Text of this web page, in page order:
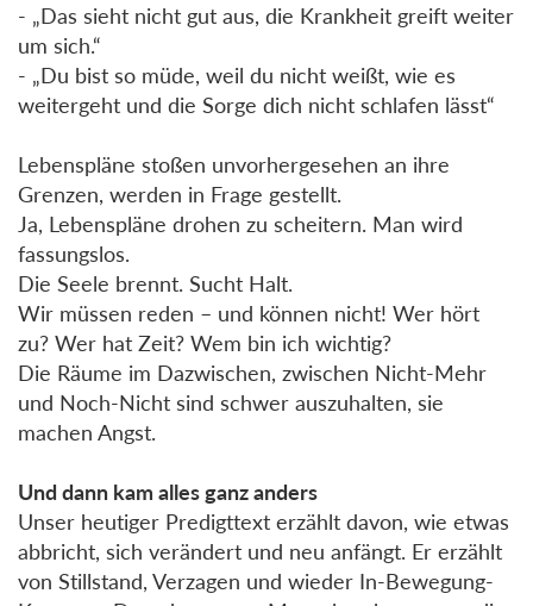
- „Das sieht nicht gut aus, die Krankheit greift weiter
um sich.“
- „Du bist so müde, weil du nicht weißt, wie es
weitergeht und die Sorge dich nicht schlafen lässt“
Lebenspläne stoßen unvorhergesehen an ihre
Grenzen, werden in Frage gestellt.
Ja, Lebenspläne drohen zu scheitern. Man wird
fassungslos.
Die Seele brennt. Sucht Halt.
Wir müssen reden – und können nicht! Wer hört
zu? Wer hat Zeit? Wem bin ich wichtig?
Die Räume im Dazwischen, zwischen Nicht-Mehr
und Noch-Nicht sind schwer auszuhalten, sie
machen Angst.
Und dann kam alles ganz anders
Unser heutiger Predigttext erzählt davon, wie etwas
abbricht, sich verändert und neu anfängt. Er erzählt
von Stillstand, Verzagen und wieder In-Bewegung-